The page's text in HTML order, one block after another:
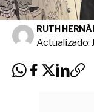
RUTH
Actualizado: